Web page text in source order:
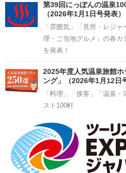
第39回にっぽんの温泉
（2026年1月1日号発表）
「雰囲気」「見所・レジ
理・ご当地グルメ」の各カ
を発表！
2025年度人気温泉旅館
ング」（2026年1月12日
「料理」「接客」「温泉
スト100軒